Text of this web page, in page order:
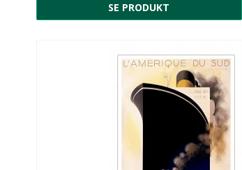
SE PRODUKT